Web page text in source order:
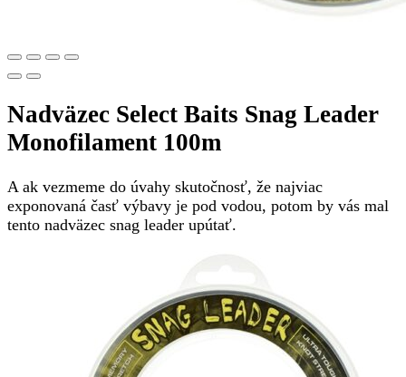
Nadväzec Select Baits Snag Leader
Monofilament 100m
A ak vezmeme do úvahy skutočnosť, že najviac
exponovaná časť výbavy je pod vodou, potom by vás mal
tento nadväzec snag leader upútať.